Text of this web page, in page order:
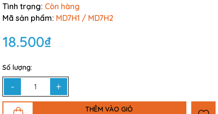
Tình trạng: Còn hàng
Mã sản phẩm: MD7H1 / MD7H2
18.500₫
Số lượng:
- +
THÊM VÀO GIỎ